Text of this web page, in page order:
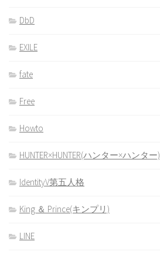
DbD
EXILE
fate
Free
Howto
HUNTER×HUNTER(ハンター×ハンター)
IdentityV第五人格
King ＆ Prince(キンプリ)
LINE